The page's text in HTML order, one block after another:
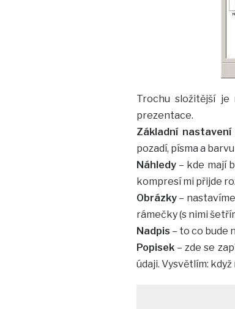
Trochu složitější je
prezentace.
Základní nastavení
pozadí, písma a
Náhledy– kde mají
kompresí mi přijde
Obrázky–
rámečky (s nimi
Nadpis – to co bude
Popisek– zde se
údaji. Vysvětlím: